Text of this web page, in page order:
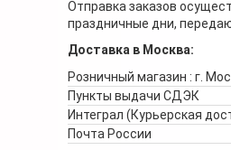
Отправка заказов
праздничные дни,
Доставка в Москва:
Розничный магазин : г.
Пункты выдачи СДЭК
Интеграл (Курьерская
Почта России